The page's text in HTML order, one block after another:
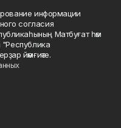
информации
согласия
Матбуғат һәм
"Республика
йәмғиәте.